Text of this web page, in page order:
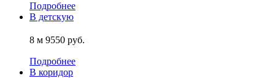
Подробнее
В детскую
8 м 9550 руб.
Подробнее
В коридор